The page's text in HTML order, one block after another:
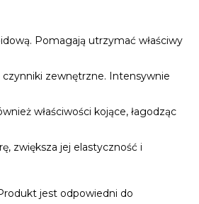
Pomagają utrzymać właściwy
czynniki zewnętrzne. Intensywnie
właściwości kojące, łagodząc
zwiększa jej elastyczność i
jest odpowiedni do